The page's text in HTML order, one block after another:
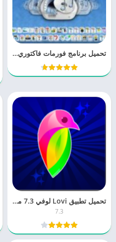
تحميل برنامج فورمات فاكتوري للموبايل 2024
تحميل تطبيق Lovi لوفي 7.3 محرر الصور والفيديو مجانا آخر إصدار
7.3